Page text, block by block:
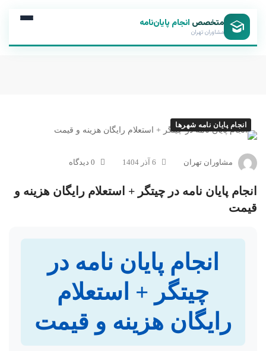
متخصص انجام پایان‌نامه
مشاوران تهران
انجام پایان نامه شهرها
مشاوران تهران 6 آذر 1404 0 دیدگاه
انجام پایان نامه در چیتگر + استعلام رایگان هزینه و
قیمت
انجام پایان نامه در
چیتگر + استعلام
رایگان هزینه و قیمت